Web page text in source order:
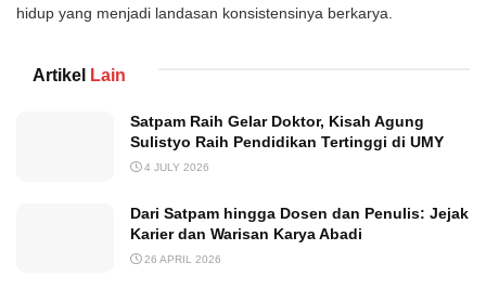
hidup yang menjadi landasan konsistensinya berkarya.
Artikel Lain
Satpam Raih Gelar Doktor, Kisah Agung
Sulistyo Raih Pendidikan Tertinggi di UMY
4 JULY 2026
Dari Satpam hingga Dosen dan Penulis: Jejak
Karier dan Warisan Karya Abadi
26 APRIL 2026